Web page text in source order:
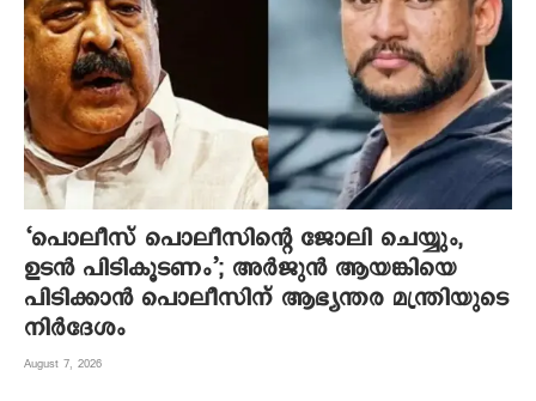
‘പൊലീസ് പൊലീസിന്റെ ജോലി ചെയ്യും,
ഉടന്‍ പിടികൂടണം’; അര്‍ജുന്‍ ആയങ്കിയെ
പിടിക്കാന്‍ പൊലീസിന് ആഭ്യന്തര മന്ത്രിയുടെ
നിര്‍ദേശം
August 7, 2026